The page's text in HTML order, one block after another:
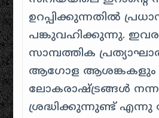
ഉറപ്പിക്കുന്നതിൽ
പങ്കുവഹിക്കുന്നു.
സാമ്പത്തിക
ആഗോള ആശങ്കകളും
ലോകരാഷ്ട്രങ്ങൾ
ശ്രദ്ധിക്കുന്നുണ്ട്